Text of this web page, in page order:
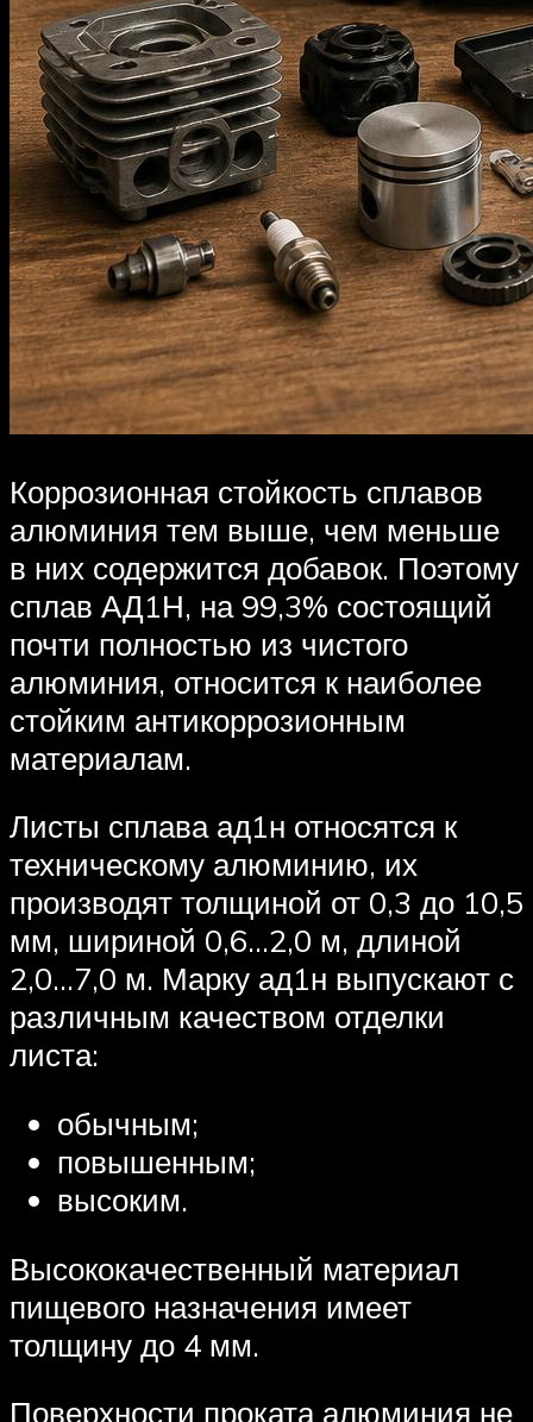
Коррозионная стойкость сплавов
алюминия тем выше, чем меньше
в них содержится добавок. Поэтому
сплав АД1Н, на 99,3% состоящий
почти полностью из чистого
алюминия, относится к наиболее
стойким антикоррозионным
материалам.
Листы сплава ад1н относятся к
техническому алюминию, их
производят толщиной от 0,3 до 10,5
мм, шириной 0,6…2,0 м, длиной
2,0…7,0 м. Марку ад1н выпускают с
различным качеством отделки
листа:
обычным;
повышенным;
высоким.
Высококачественный материал
пищевого назначения имеет
толщину до 4 мм.
Поверхности проката алюминия не